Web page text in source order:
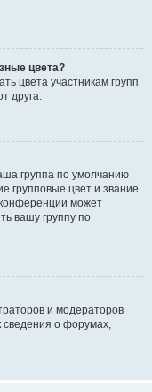
цвета?
цвета участникам групп
друга.
группа по умолчанию
групповые цвет и звание
может
вашу группу по
и модераторов
о форумах,